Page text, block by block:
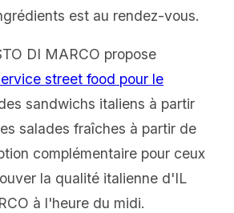
est au rendez-vous.
DI MARCO propose
street food pour le
sandwichs italiens à partir
salades fraîches à partir de
complémentaire pour ceux
la qualité italienne d'IL
à l'heure du midi.